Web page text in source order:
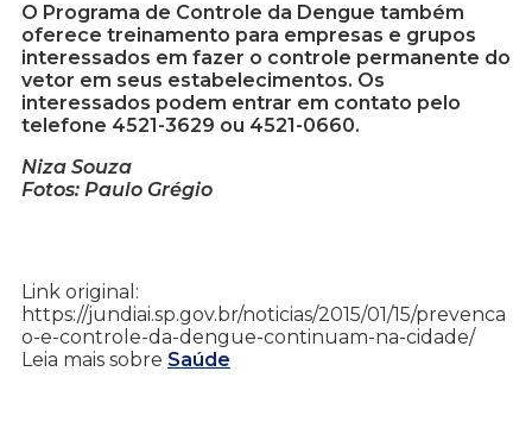
O Programa de Controle da Dengue também
oferece treinamento para empresas e grupos
interessados em fazer o controle permanente do
vetor em seus estabelecimentos. Os
interessados podem entrar em contato pelo
telefone 4521-3629 ou 4521-0660.
Niza Souza
Fotos: Paulo Grégio
Link original:
https://jundiai.sp.gov.br/noticias/2015/01/15/prevenca
o-e-controle-da-dengue-continuam-na-cidade/
Leia mais sobre Saúde